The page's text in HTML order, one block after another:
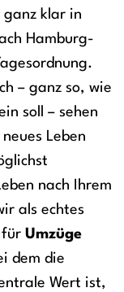
ganz klar in
Hamburg-
– ganz so, wie
soll – sehen
Leben
nach Ihrem
als echtes
für Umzüge
dem die
Wert ist,